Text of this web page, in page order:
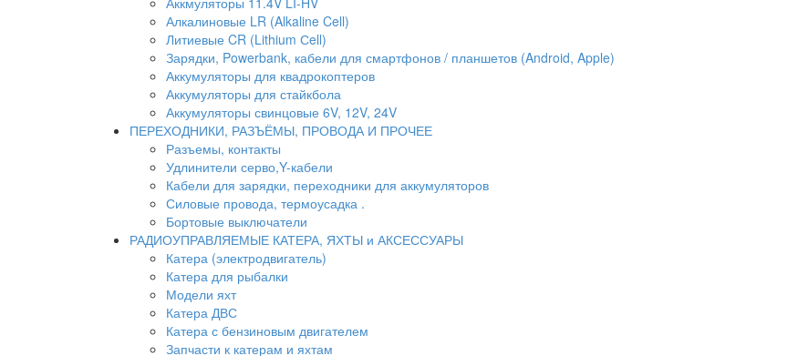
Алкалиновые LR (Alkaline Cell)
Литиевые CR (Lithium Сell)
Зарядки, Powerbank, кабели для смартфонов / планшетов (Android, Apple)
Аккумуляторы для квадрокоптеров
Аккумуляторы для стайкбола
Аккумуляторы свинцовые 6V, 12V, 24V
ПЕРЕХОДНИКИ, РАЗЪЁМЫ, ПРОВОДА И ПРОЧЕЕ
Разъемы, контакты
Удлинители серво,Y-кабели
Кабели для зарядки, переходники для аккумуляторов
Силовые провода, термоусадка .
Бортовые выключатели
РАДИОУПРАВЛЯЕМЫЕ КАТЕРА, ЯХТЫ и АКСЕССУАРЫ
Катера (электродвигатель)
Катера для рыбалки
Модели яхт
Катера ДВС
Катера с бензиновым двигателем
Запчасти к катерам и яхтам